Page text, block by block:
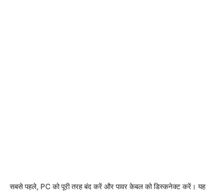
सबसे पहले, PC को पूरी तरह बंद करें और पावर केबल को डिस्कनेक्ट करें। यह